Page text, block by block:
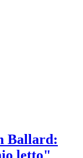
Ballard: